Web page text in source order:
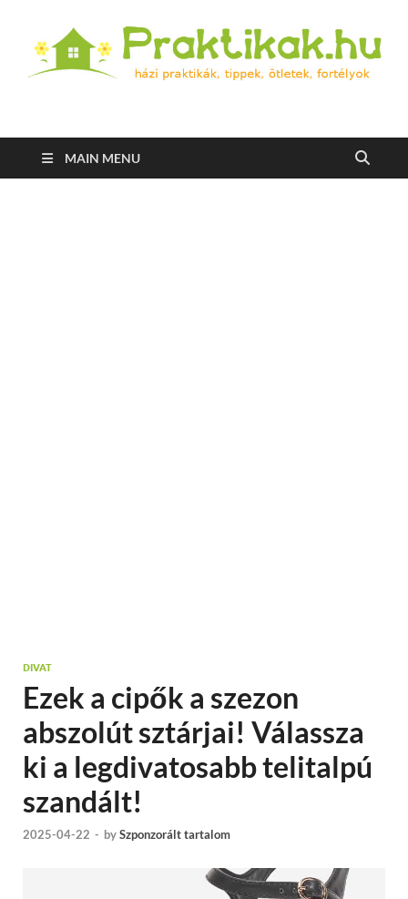
Praktikak.hu
MAIN MENU
DIVAT
Ezek a cipők a szezon
abszolút sztárjai! Válassza
ki a legdivatosabb telitalpú
szandált!
2025-04-22 - bySzponzorált tartalom